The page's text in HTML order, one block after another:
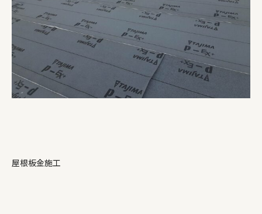
屋根板金施工